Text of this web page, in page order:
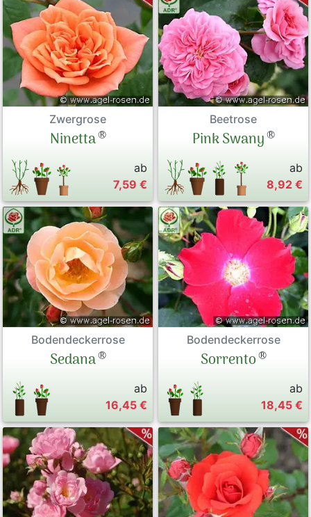
Zwergrose
Ninetta®
ab
7,59 €
Beetrose
Pink Swany®
ab
8,92 €
Bodendeckerrose
Sedana®
ab
16,45 €
Bodendeckerrose
Sorrento®
ab
18,45 €